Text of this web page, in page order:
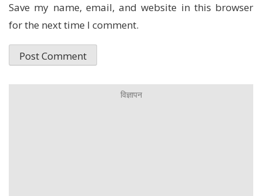
Save my name, email, and website in this browser
for the next time I comment.